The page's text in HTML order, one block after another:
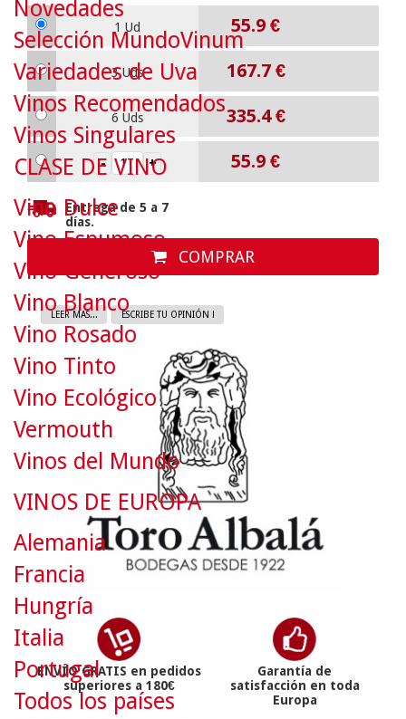
1 Ud 55.9 €
3 Uds 167.7 €
6 Uds 335.4€
55.9 €
Entrega de 5 a 7
días.
COMPRAR
LEER MAS... ESCRIBE TU OPINIÓN !
ENVÍO GRATIS en pedidos
superiores a 180€
Garantía de
satisfacción en toda
Europa
Novedades
Selección MundoVinum
Variedades de Uva
Vinos Recomendados
Vinos Singulares
CLASE DE VINO
Vino Dulce
Vino Espumoso
Vino Generoso
Vino Blanco
Vino Rosado
Vino Tinto
Vino Ecológico
Vermouth
Vinos del Mundo
VINOS DE EUROPA
Alemania
Francia
Hungría
Italia
Portugal
Todos los países